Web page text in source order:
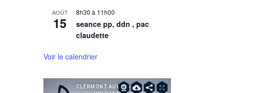
AOÛT
15
8h30 à 11h00
seance pp, ddn , pac
claudette
Voir le calendrier